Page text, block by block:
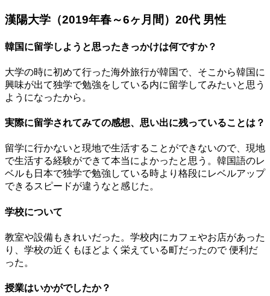
漢陽大学（2019年春～6ヶ月間）20代 男性
韓国に留学しようと思ったきっかけは何ですか？
大学の時に初めて行った海外旅行が韓国で、そこから韓国に
興味が出て独学で勉強をしている内に留学してみたいと思う
ようになったから。
実際に留学されてみての感想、思い出に残っていることは？
留学に行かないと現地で生活することができないので、現地
で生活する経験ができて本当によかったと思う。韓国語のレ
ベルも日本で独学で勉強している時より格段にレベルアップ
できるスピードが違うなと感じた。
学校について
教室や設備もきれいだった。学校内にカフェやお店があった
り、学校の近くもほどよく栄えている町だったので 便利だ
った。
授業はいかがでしたか？